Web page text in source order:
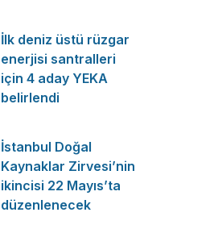
İlk deniz üstü rüzgar
enerjisi santralleri
için 4 aday YEKA
belirlendi
İstanbul Doğal
Kaynaklar Zirvesi’nin
ikincisi 22 Mayıs’ta
düzenlenecek